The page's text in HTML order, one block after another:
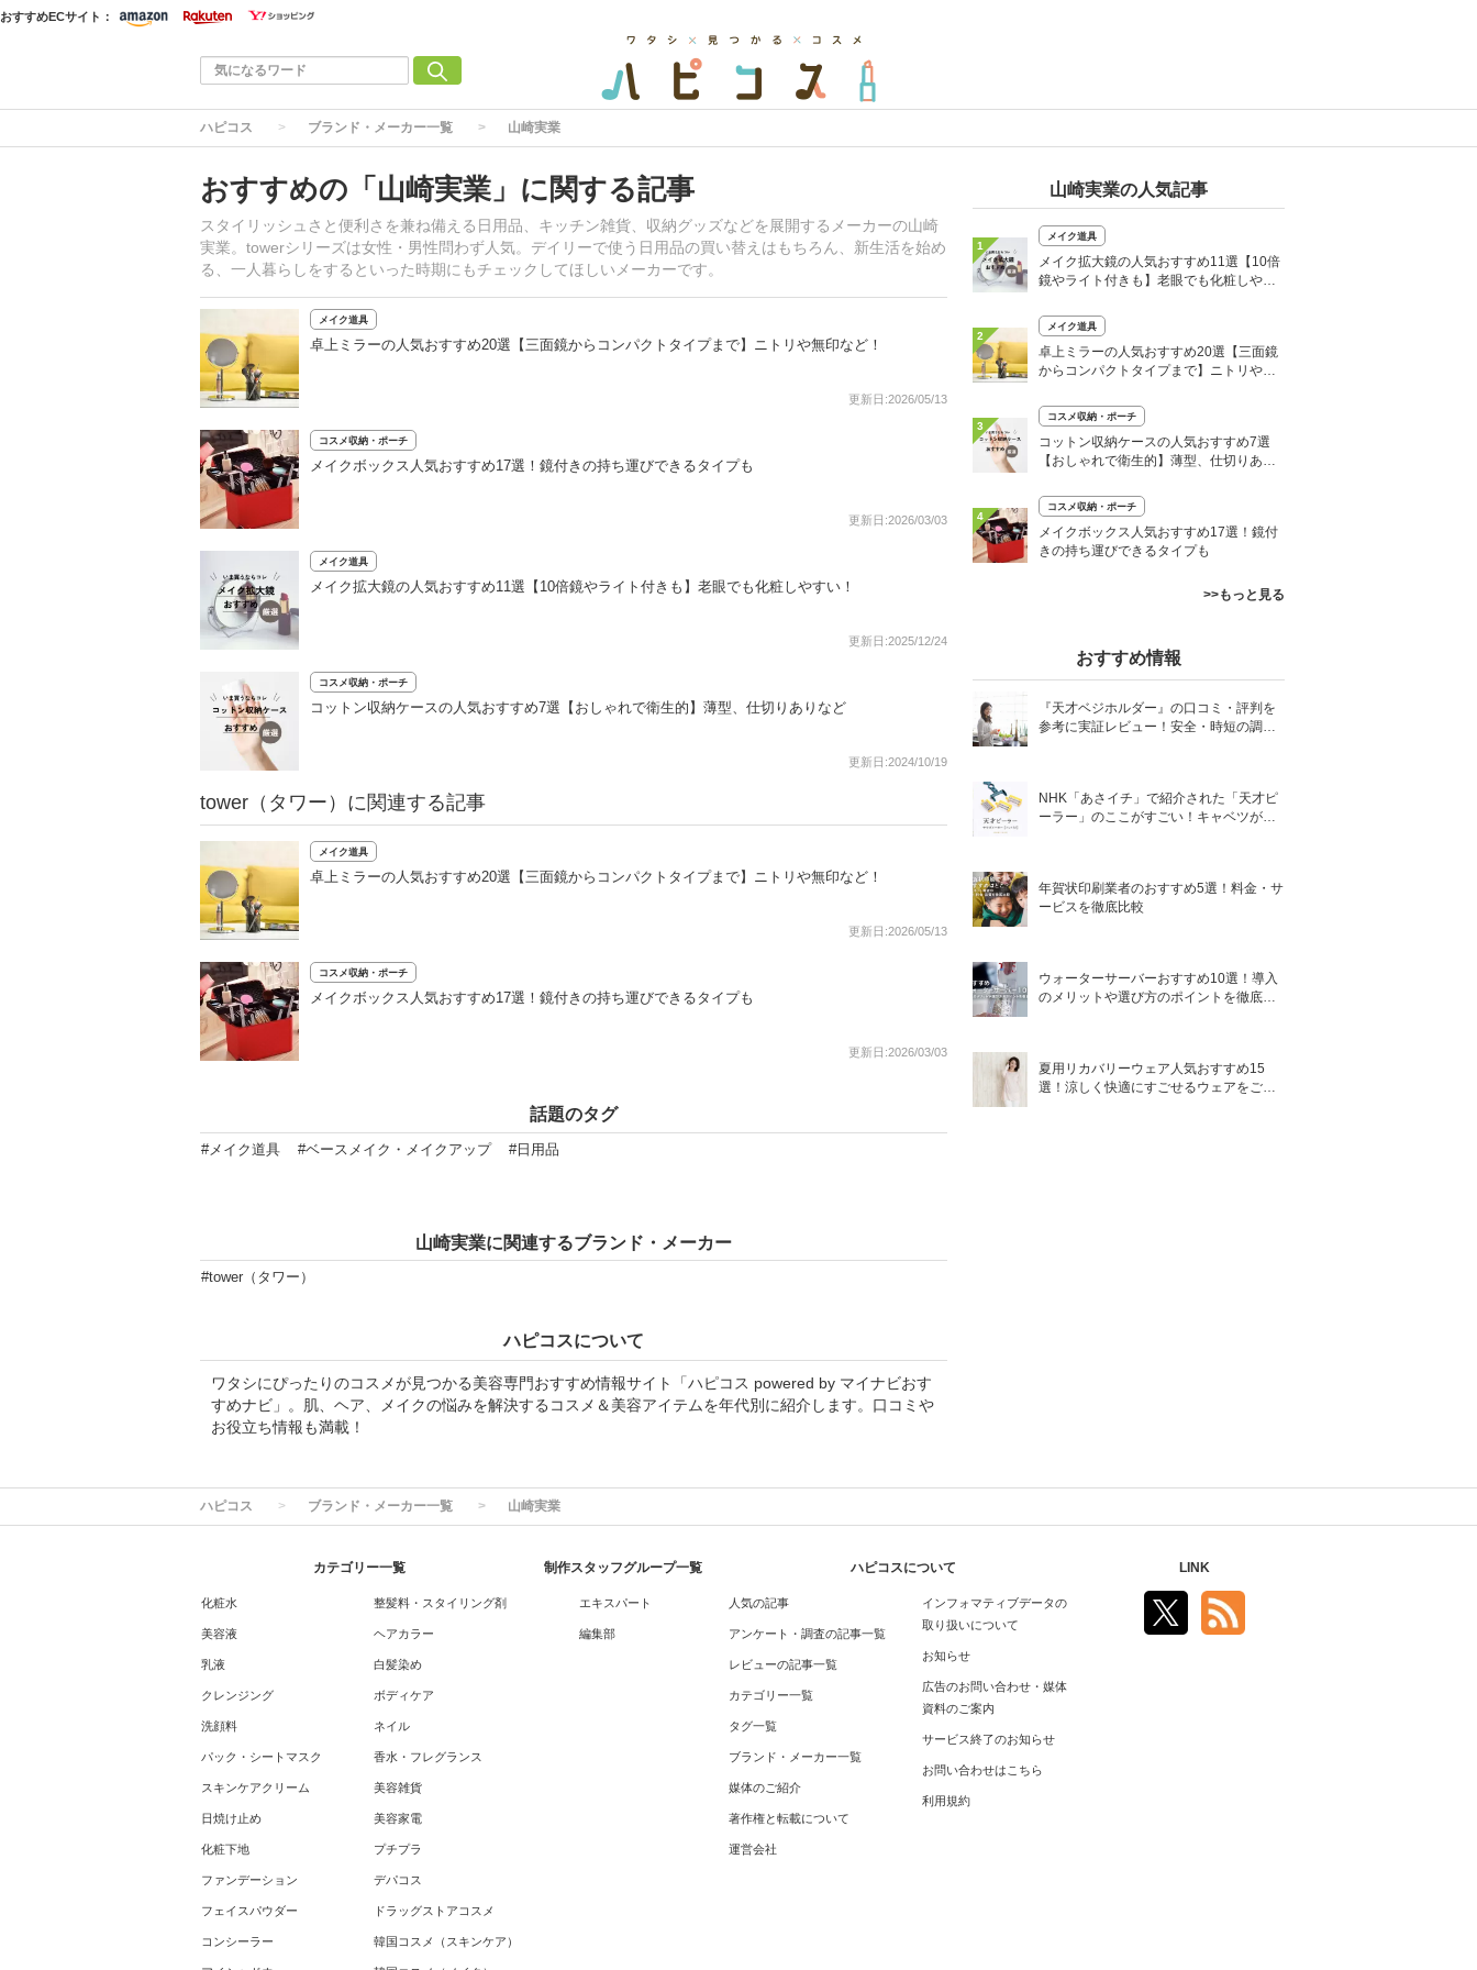
おすすめECサイト：
ハピコス ブランド・メーカー一覧 山崎実業
おすすめの「山崎実業」に関する記事
スタイリッシュさと便利さを兼ね備える日用品、キッチン雑貨、収納グッズなどを展開するメーカーの山崎
実業。towerシリーズは女性・男性問わず人気。デイリーで使う日用品の買い替えはもちろん、新生活を始め
る、一人暮らしをするといった時期にもチェックしてほしいメーカーです。
メイク道具
卓上ミラーの人気おすすめ20選【三面鏡からコンパクトタイプまで】ニトリや無印など！
更新日:2026/05/13
コスメ収納・ポーチ
メイクボックス人気おすすめ17選！鏡付きの持ち運びできるタイプも
更新日:2026/03/03
メイク道具
メイク拡大鏡の人気おすすめ11選【10倍鏡やライト付きも】老眼でも化粧しやすい！
更新日:2025/12/24
コスメ収納・ポーチ
コットン収納ケースの人気おすすめ7選【おしゃれで衛生的】薄型、仕切りありなど
更新日:2024/10/19
tower（タワー）に関連する記事
メイク道具
卓上ミラーの人気おすすめ20選【三面鏡からコンパクトタイプまで】ニトリや無印など！
更新日:2026/05/13
コスメ収納・ポーチ
メイクボックス人気おすすめ17選！鏡付きの持ち運びできるタイプも
更新日:2026/03/03
話題のタグ
#メイク道具 #ベースメイク・メイクアップ #日用品
山崎実業に関連するブランド・メーカー
#tower（タワー）
ハピコスについて
ワタシにぴったりのコスメが見つかる美容専門おすすめ情報サイト「ハピコス powered by マイナビおす
すめナビ」。肌、ヘア、メイクの悩みを解決するコスメ＆美容アイテムを年代別に紹介します。口コミや
お役立ち情報も満載！
山崎実業の人気記事
1
メイク道具
メイク拡大鏡の人気おすすめ11選【10倍
鏡やライト付きも】老眼でも化粧しやす
2
メイク道具
卓上ミラーの人気おすすめ20選【三面鏡
からコンパクトタイプまで】ニトリや無
3
コスメ収納・ポーチ
コットン収納ケースの人気おすすめ7選
【おしゃれで衛生的】薄型、仕切りあり
4
コスメ収納・ポーチ
メイクボックス人気おすすめ17選！鏡付
きの持ち運びできるタイプも
>>もっと見る
おすすめ情報
『天才ベジホルダー』の口コミ・評判を
参考に実証レビュー！安全・時短の調理
NHK「あさイチ」で紹介された「天才ピ
ーラー」のここがすごい！キャベツがほ
年賀状印刷業者のおすすめ5選！料金・サ
ービスを徹底比較
ウォーターサーバーおすすめ10選！導入
のメリットや選び方のポイントを徹底解
夏用リカバリーウェア人気おすすめ15
選！涼しく快適にすごせるウェアをご紹
ハピコス ブランド・メーカー一覧 山崎実業
カテゴリー一覧
化粧水
美容液
乳液
クレンジング
洗顔料
パック・シートマスク
スキンケアクリーム
日焼け止め
化粧下地
ファンデーション
フェイスパウダー
コンシーラー
整髪料・スタイリング剤
ヘアカラー
白髪染め
ボディケア
ネイル
香水・フレグランス
美容雑貨
美容家電
プチプラ
デパコス
ドラッグストアコスメ
韓国コスメ（スキンケア）
制作スタッフグループ一覧
エキスパート
編集部
ハピコスについて
人気の記事
アンケート・調査の記事一覧
レビューの記事一覧
カテゴリー一覧
タグ一覧
ブランド・メーカー一覧
媒体のご紹介
著作権と転載について
運営会社
インフォマティブデータの
取り扱いについて
お知らせ
広告のお問い合わせ・媒体
資料のご案内
サービス終了のお知らせ
お問い合わせはこちら
利用規約
LINK